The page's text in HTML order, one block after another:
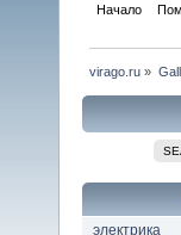
Начало
virago.ru »
электрика